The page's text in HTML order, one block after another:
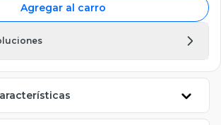
Agregar al carro